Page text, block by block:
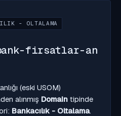
- OLTALAMA
firsatlar-an
(eski USOM)
alınmış Domain tipinde
Bankacılık - Oltalama.